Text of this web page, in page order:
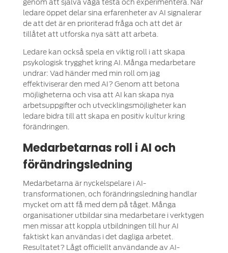
genom att själva våga testa och experimentera. När
ledare öppet delar sina erfarenheter av AI signalerar
de att det är en prioriterad fråga och att det är
tillåtet att utforska nya sätt att arbeta.
Ledare kan också spela en viktig roll i att skapa
psykologisk trygghet kring AI. Många medarbetare
undrar: Vad händer med min roll om jag
effektiviserar den med AI? Genom att betona
möjligheterna och visa att AI kan skapa nya
arbetsuppgifter och utvecklingsmöjligheter kan
ledare bidra till att skapa en positiv kultur kring
förändringen.
Medarbetarnas roll i AI och
förändringsledning
Medarbetarna är nyckelspelare i AI-
transformationen, och förändringsledning handlar
mycket om att få med dem på tåget. Många
organisationer utbildar sina medarbetare i verktygen
men missar att koppla utbildningen till hur AI
faktiskt kan användas i det dagliga arbetet.
Resultatet? Lågt officiellt användande av AI-